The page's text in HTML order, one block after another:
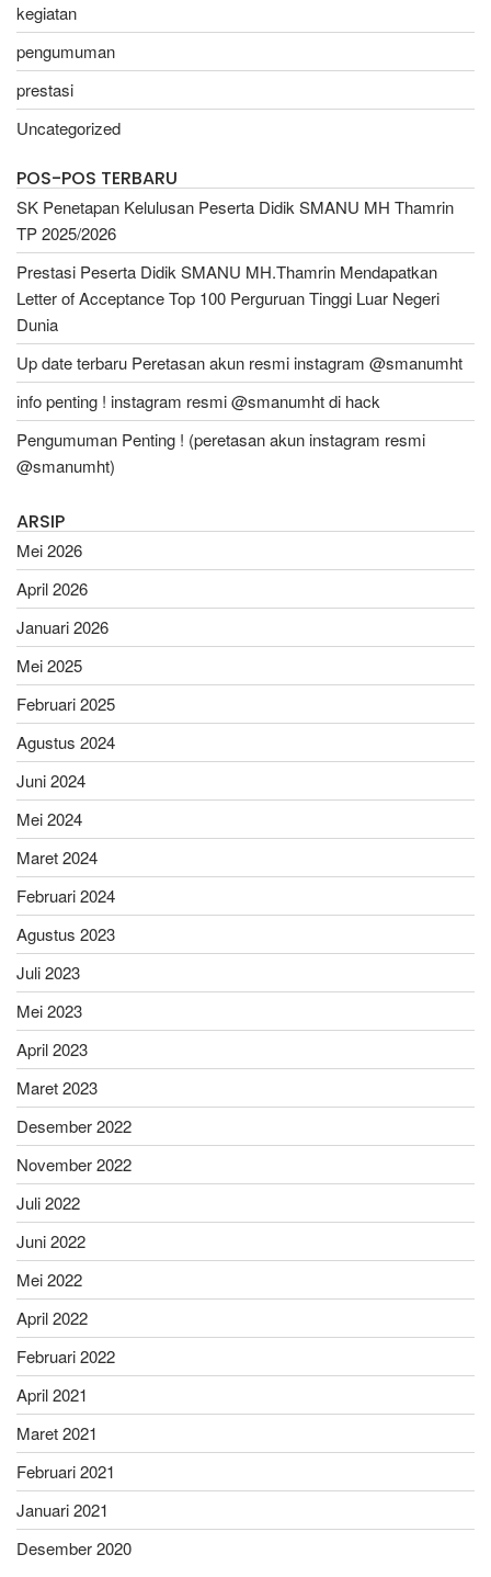
kegiatan
pengumuman
prestasi
Uncategorized
POS-POS TERBARU
SK Penetapan Kelulusan Peserta Didik SMANU MH Thamrin
TP 2025/2026
Prestasi Peserta Didik SMANU MH.Thamrin Mendapatkan
Letter of Acceptance Top 100 Perguruan Tinggi Luar Negeri
Dunia
Up date terbaru Peretasan akun resmi instagram @smanumht
info penting ! instagram resmi @smanumht di hack
Pengumuman Penting ! (peretasan akun instagram resmi
@smanumht)
ARSIP
Mei 2026
April 2026
Januari 2026
Mei 2025
Februari 2025
Agustus 2024
Juni 2024
Mei 2024
Maret 2024
Februari 2024
Agustus 2023
Juli 2023
Mei 2023
April 2023
Maret 2023
Desember 2022
November 2022
Juli 2022
Juni 2022
Mei 2022
April 2022
Februari 2022
April 2021
Maret 2021
Februari 2021
Januari 2021
Desember 2020